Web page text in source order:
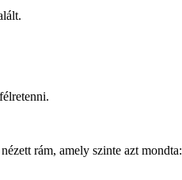
rám, amely szinte azt mondta: